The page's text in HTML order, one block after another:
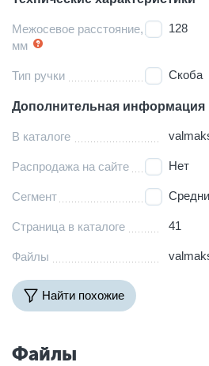
Межосевое расстояние,
мм
128
Тип ручки Скоба
Дополнительная информация
В каталоге
Распродажа на сайте Нет
Сегмент
Страница в каталоге 41
Файлы
Найти похожие
Файлы